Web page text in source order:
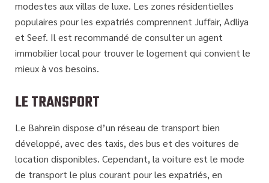
modestes aux villas de luxe. Les zones résidentielles
populaires pour les expatriés comprennent Juffair, Adliya
et Seef. Il est recommandé de consulter un agent
immobilier local pour trouver le logement qui convient le
mieux à vos besoins.
LE TRANSPORT
Le Bahreïn dispose d’un réseau de transport bien
développé, avec des taxis, des bus et des voitures de
location disponibles. Cependant, la voiture est le mode
de transport le plus courant pour les expatriés, en